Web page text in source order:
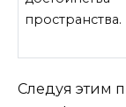
пространства.
Следуя этим